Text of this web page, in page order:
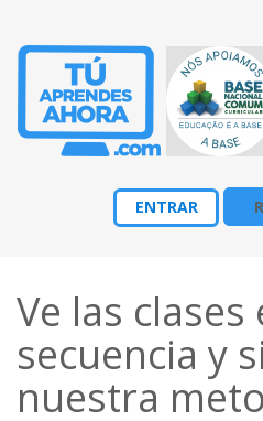
ENTRAR
Ve las clases
secuencia y
nuestra